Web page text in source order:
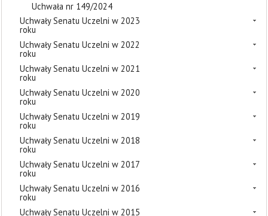
Uchwała nr 149/2024
Uchwały Senatu Uczelni w 2023
roku
Uchwały Senatu Uczelni w 2022
roku
Uchwały Senatu Uczelni w 2021
roku
Uchwały Senatu Uczelni w 2020
roku
Uchwały Senatu Uczelni w 2019
roku
Uchwały Senatu Uczelni w 2018
roku
Uchwały Senatu Uczelni w 2017
roku
Uchwały Senatu Uczelni w 2016
roku
Uchwały Senatu Uczelni w 2015